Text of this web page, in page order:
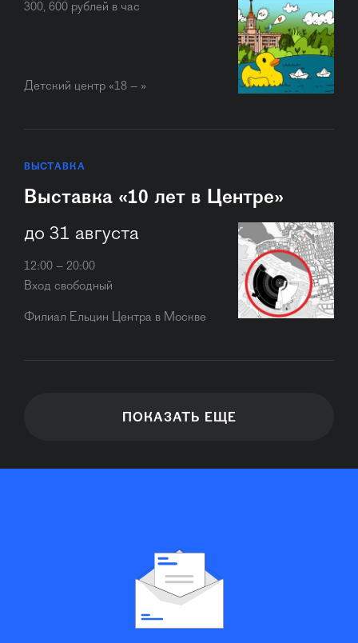
300, 600 рублей в час
Детский центр «18 – »
ВЫСТАВКА
Выставка «10 лет в Центре»
до 31 августа
12:00 – 20:00
Вход свободный
Филиал Ельцин Центра в Москве
ПОКАЗАТЬ ЕЩЕ